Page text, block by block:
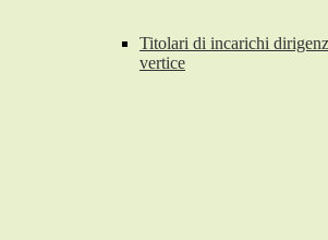
Titolari di incarichi
vertice